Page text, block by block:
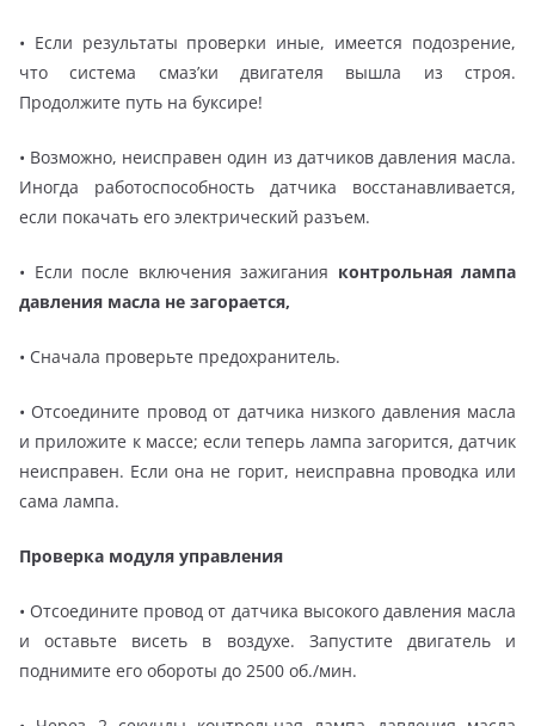
• Если результаты проверки иные, имеется подозрение,
что система смаз’ки двигателя вышла из строя.
Продолжите путь на буксире!
• Возможно, неисправен один из датчиков давления масла.
Иногда работоспособность датчика восстанавливается,
если покачать его электрический разъем.
• Если после включения зажигания контрольная лампа
давления масла не загорается,
• Сначала проверьте предохранитель.
• Отсоедините провод от датчика низкого давления масла
и приложите к массе; если теперь лампа загорится, датчик
неисправен. Если она не горит, неисправна проводка или
сама лампа.
Проверка модуля управления
• Отсоедините провод от датчика высокого давления масла
и оставьте висеть в воздухе. Запустите двигатель и
поднимите его обороты до 2500 об./мин.